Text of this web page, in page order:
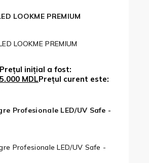
LOOKME PREMIUM
Prețul inițial a fost:
5.000 MDLPrețul curent este:
Profesionale LED/UV Safe -